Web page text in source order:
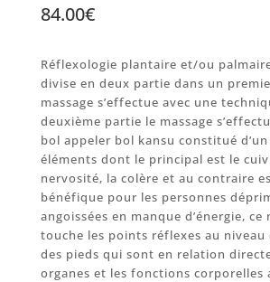
84.00€
Réflexologie plantaire et/ou
divise en deux partie dans un
massage s’effectue avec une
deuxième partie le massage
bol appeler bol kansu constitué
éléments dont le principal est le
nervosité, la colère et au contraire
bénéfique pour les personnes
angoissées en manque d’énergie, ce
touche les points réflexes au niveau
des pieds qui sont en relation
organes et les fonctions corporelles